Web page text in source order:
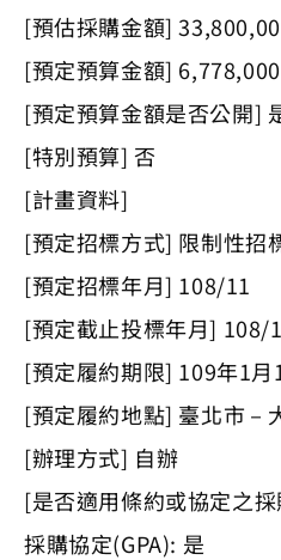
[預估採購金額]
[預定預算金額]
[預定預算金額是否公開]
[特別預算] 否
[計畫資料]
[預定招標方式] 限制性招
[預定招標年月] 108/11
[預定截止投標年月] 108/
[預定履約期限] 109年1
[預定履約地點] 臺北市－
[辦理方式] 自辦
[是否適用條約或協定之
採購協定(GPA): 是